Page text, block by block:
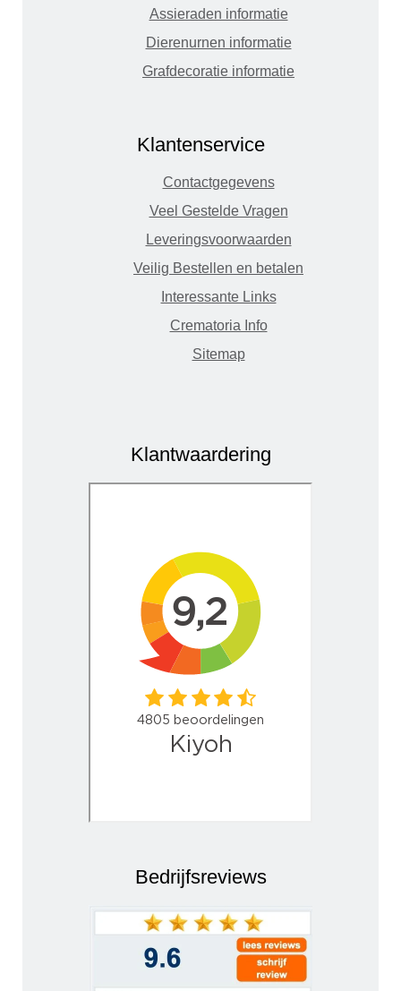
Assieraden informatie
Dierenurnen informatie
Grafdecoratie informatie
Klantenservice
Contactgegevens
Veel Gestelde Vragen
Leveringsvoorwaarden
Veilig Bestellen en betalen
Interessante Links
Crematoria Info
Sitemap
Klantwaardering
Bedrijfsreviews